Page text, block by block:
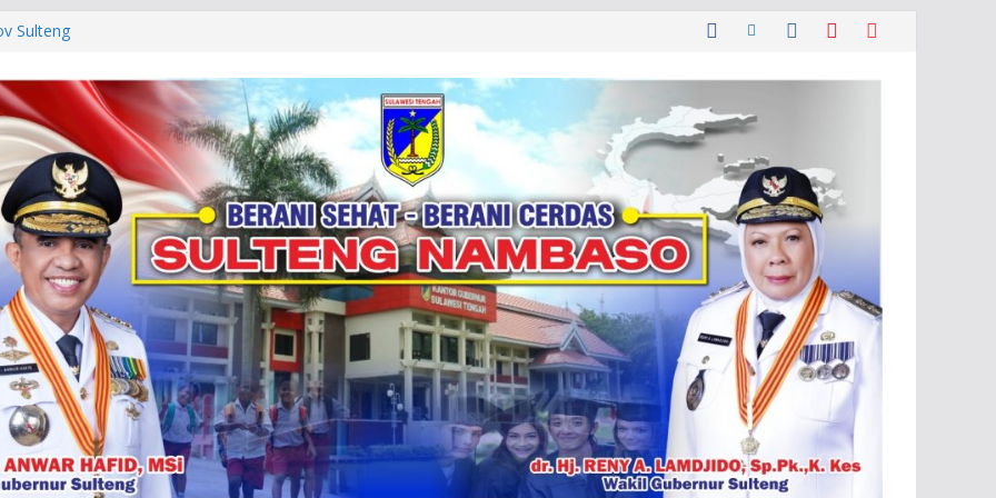
Sulteng
28,5 Miliar, KAK
Pemprov
IX 2027,
Good
III DPRD
PAD dari IUPK